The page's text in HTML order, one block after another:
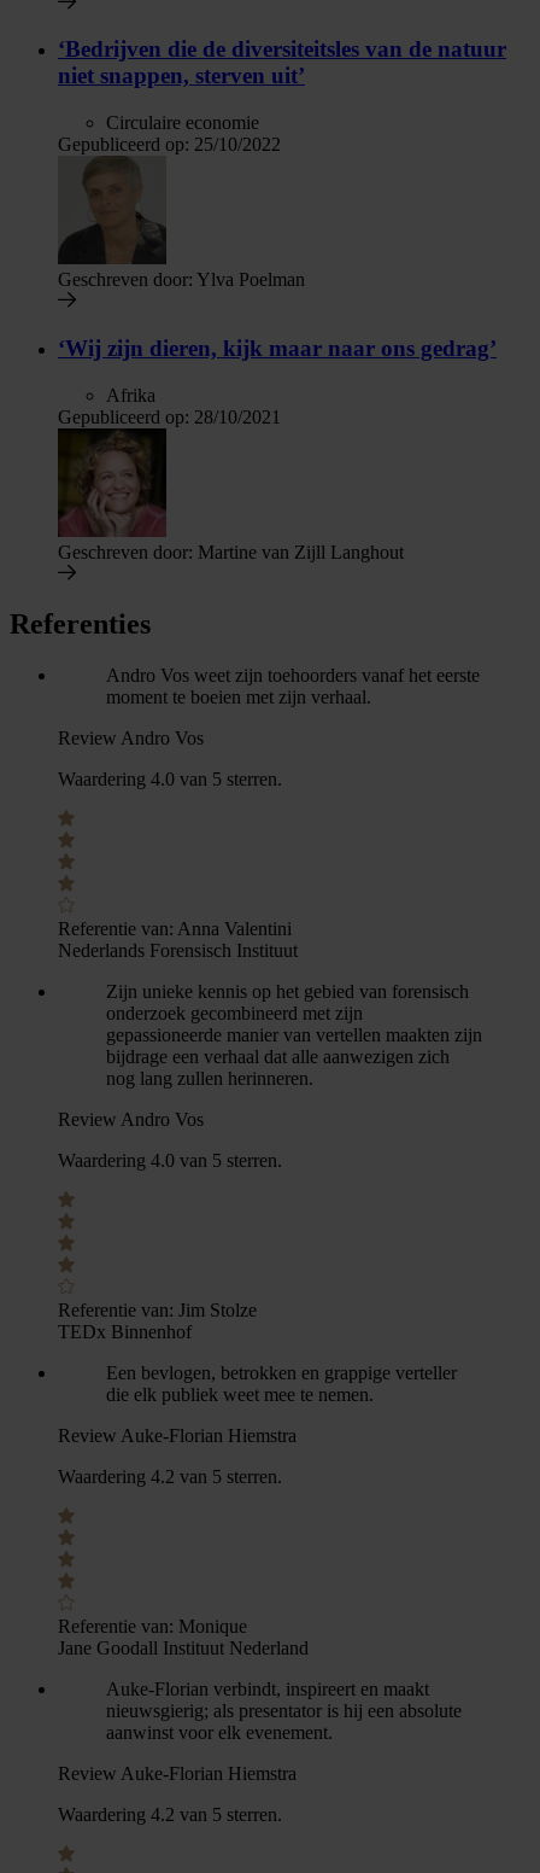
‘Bedrijven die de diversiteitsles van de natuur
niet snappen, sterven uit’
Circulaire economie
Gepubliceerd op: 25/10/2022
Geschreven door: Ylva Poelman
‘Wij zijn dieren, kijk maar naar ons gedrag’
Afrika
Gepubliceerd op: 28/10/2021
Geschreven door: Martine van Zijll Langhout
Referenties
Andro Vos weet zijn toehoorders vanaf het eerste
moment te boeien met zijn verhaal.
Review Andro Vos
Waardering 4.0 van 5 sterren.
Referentie van: Anna Valentini
Nederlands Forensisch Instituut
Zijn unieke kennis op het gebied van forensisch
onderzoek gecombineerd met zijn
gepassioneerde manier van vertellen maakten zijn
bijdrage een verhaal dat alle aanwezigen zich
nog lang zullen herinneren.
Review Andro Vos
Waardering 4.0 van 5 sterren.
Referentie van: Jim Stolze
TEDx Binnenhof
Een bevlogen, betrokken en grappige verteller
die elk publiek weet mee te nemen.
Review Auke-Florian Hiemstra
Waardering 4.2 van 5 sterren.
Referentie van: Monique
Jane Goodall Instituut Nederland
Auke-Florian verbindt, inspireert en maakt
nieuwsgierig; als presentator is hij een absolute
aanwinst voor elk evenement.
Review Auke-Florian Hiemstra
Waardering 4.2 van 5 sterren.